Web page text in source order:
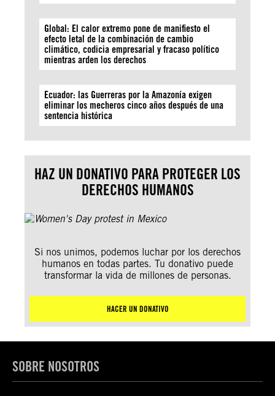
Global: El calor extremo pone de manifiesto el
efecto letal de la combinación de cambio
climático, codicia empresarial y fracaso político
mientras arden los derechos
Ecuador: las Guerreras por la Amazonía exigen
eliminar los mecheros cinco años después de una
sentencia histórica
HAZ UN DONATIVO PARA PROTEGER LOS
DERECHOS HUMANOS
Si nos unimos, podemos luchar por los derechos
humanos en todas partes. Tu donativo puede
transformar la vida de millones de personas.
HACER UN DONATIVO
SOBRE NOSOTROS